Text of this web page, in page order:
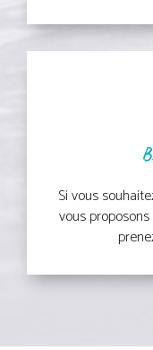
Si vous
vous